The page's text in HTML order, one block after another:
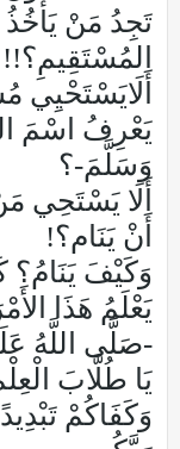
تَجِدُ مَنْ يَأْخُذُ
المُسْتَقِيمِ؟!!
أَلَايَسْتَحْيِي
يَعْرِفُ اسْمَ
وَسَلَّمَ-؟
أَلَا يَسْتَحِي
أَنْ يَنَام؟!
وَكَيْفَ
يَعْلَمُ هَذَا
-صَلَّى اللَّهُ
يَا طُلَّابَ
وَكَفَاكُمْ